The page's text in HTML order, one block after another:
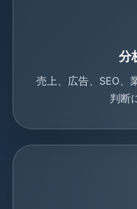
分
売上、広告、SEO、
判断